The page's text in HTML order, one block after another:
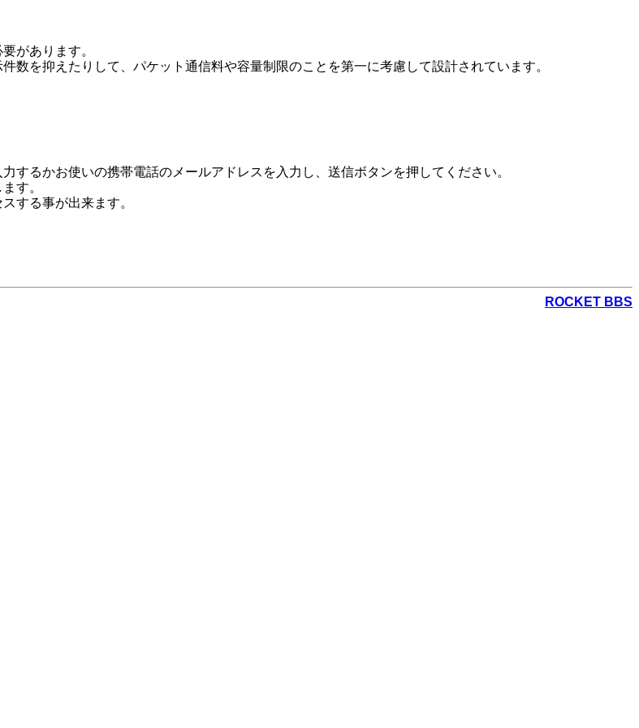
があります。
数を抑えたりして、パケット通信料や容量制限のことを第一に考慮して設計されています。
するかお使いの携帯電話のメールアドレスを入力し、送信ボタンを押してください。
す。
する事が出来ます。
ROCKET BBS